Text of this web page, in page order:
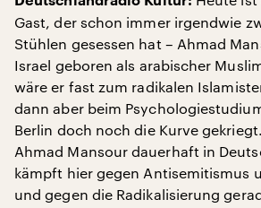
Gast, der schon immer irgendwie
Stühlen gesessen hat – Ahmad
Israel geboren als arabischer
wäre er fast zum radikalen
dann aber beim
Berlin doch noch die Kurve
Ahmad Mansour dauerhaft in
kämpft hier gegen Antisemitismus
und gegen die Radikalisierung